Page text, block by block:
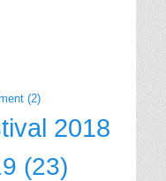
(2)
2018
(23)